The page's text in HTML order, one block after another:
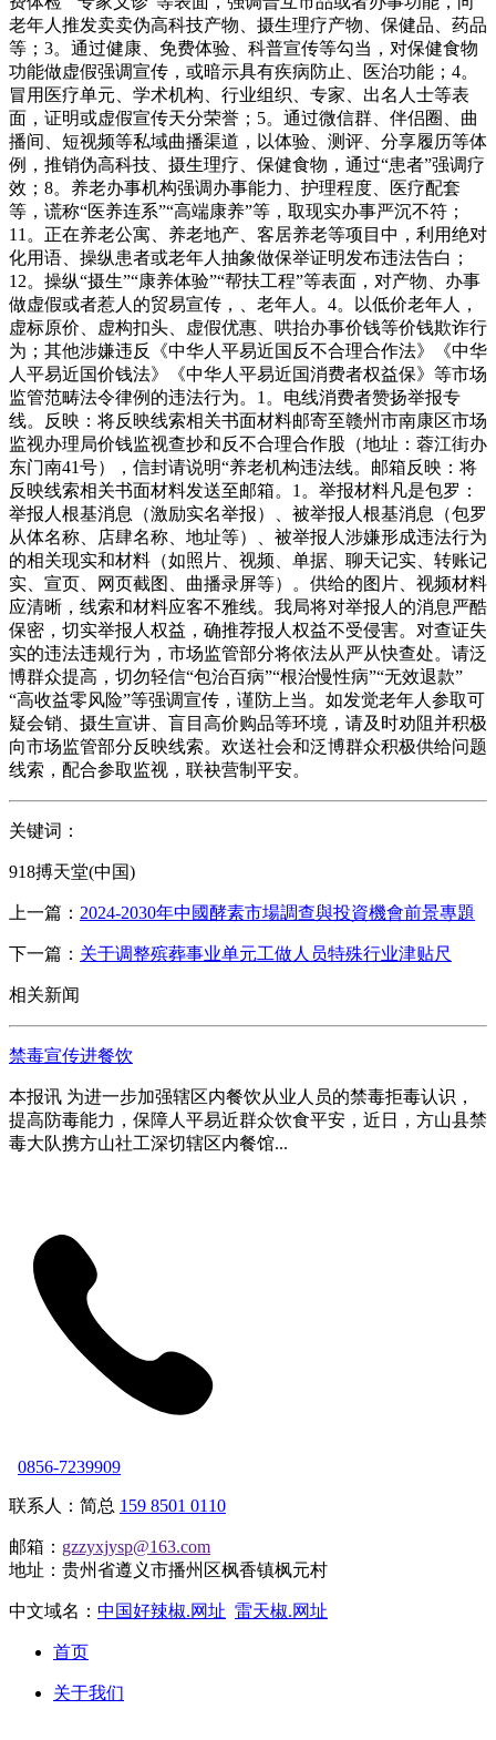
老年人推发卖卖伪高科技产物、摄生理疗产物、保健品、药品
等；3。通过健康、免费体验、科普宣传等勾当，对保健食物
功能做虚假强调宣传，或暗示具有疾病防止、医治功能；4。
冒用医疗单元、学术机构、行业组织、专家、出名人士等表
面，证明或虚假宣传天分荣誉；5。通过微信群、伴侣圈、曲
播间、短视频等私域曲播渠道，以体验、测评、分享履历等体
例，推销伪高科技、摄生理疗、保健食物，通过“患者”强调疗
效；8。养老办事机构强调办事能力、护理程度、医疗配套
等，谎称“医养连系”“高端康养”等，取现实办事严沉不符；
11。正在养老公寓、养老地产、客居养老等项目中，利用绝对
化用语、操纵患者或老年人抽象做保举证明发布违法告白；
12。操纵“摄生”“康养体验”“帮扶工程”等表面，对产物、办事
做虚假或者惹人的贸易宣传，、老年人。4。以低价老年人，
虚标原价、虚构扣头、虚假优惠、哄抬办事价钱等价钱欺诈行
为；其他涉嫌违反《中华人平易近国反不合理合作法》《中华
人平易近国价钱法》《中华人平易近国消费者权益保》等市场
监管范畴法令律例的违法行为。1。电线消费者赞扬举报专
线。反映：将反映线索相关书面材料邮寄至赣州市南康区市场
监视办理局价钱监视查抄和反不合理合作股（地址：蓉江街办
东门南41号），信封请说明“养老机构违法线。邮箱反映：将
反映线索相关书面材料发送至邮箱。1。举报材料凡是包罗：
举报人根基消息（激励实名举报）、被举报人根基消息（包罗
从体名称、店肆名称、地址等）、被举报人涉嫌形成违法行为
的相关现实和材料（如照片、视频、单据、聊天记实、转账记
实、宣页、网页截图、曲播录屏等）。供给的图片、视频材料
应清晰，线索和材料应客不雅线。我局将对举报人的消息严酷
保密，切实举报人权益，确推荐报人权益不受侵害。对查证失
实的违法违规行为，市场监管部分将依法从严从快查处。请泛
博群众提高，切勿轻信“包治百病”“根治慢性病”“无效退款”
“高收益零风险”等强调宣传，谨防上当。如发觉老年人参取可
疑会销、摄生宣讲、盲目高价购品等环境，请及时劝阻并积极
向市场监管部分反映线索。欢送社会和泛博群众积极供给问题
线索，配合参取监视，联袂营制平安。
关键词：
918搏天堂(中国)
上一篇： 2024-2030年中國酵素市場調查與投資機會前景專題
下一篇： 关于调整殡葬事业单元工做人员特殊行业津贴尺
相关新闻
禁毒宣传进餐饮
本报讯 为进一步加强辖区内餐饮从业人员的禁毒拒毒认识，
提高防毒能力，保障人平易近群众饮食平安，近日，方山县禁
毒大队携方山社工深切辖区内餐馆...
0856-7239909
联系人：简总 159 8501 0110
邮箱： gzzyxjysp@163.com
地址：贵州省遵义市播州区枫香镇枫元村
中文域名： 中国好辣椒.网址 雷天椒.网址
首页
关于我们